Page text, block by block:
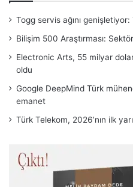
Togg servis ağını
Bilişim 500 Araştırması:
Electronic Arts, 55 milyar
oldu
Google DeepMind Türk
emanet
Türk Telekom, 2026’nın ilk